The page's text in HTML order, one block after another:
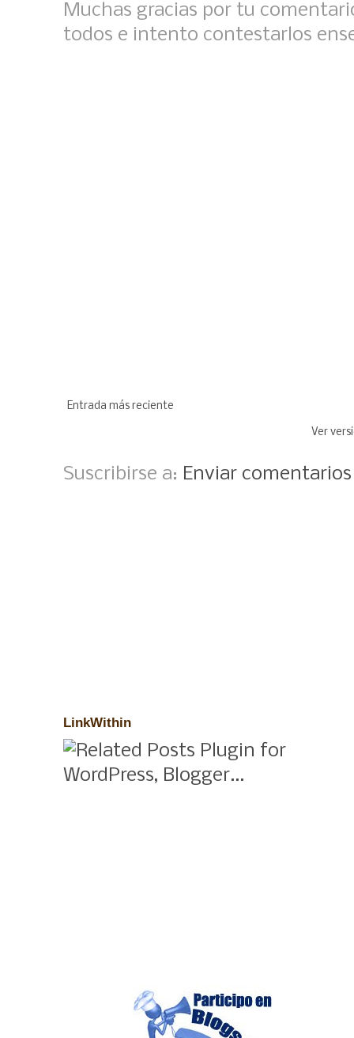
Muchas gracias por tu
todos e intento contestarlos
Entrada más reciente
Ver
Suscribirse a: Enviar
LinkWithin